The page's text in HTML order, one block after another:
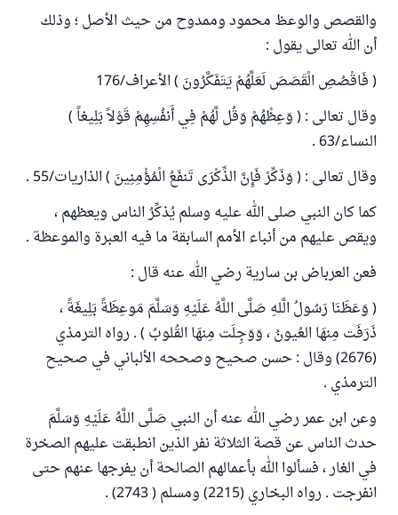
والقصص والوعظ محمود وممدوح من حيث الأصل ؛ وذلك
أن الله تعالى يقول :
( فَاقْصُصِ الْقَصَصَ لَعَلَّهُمْ يَتَفَكَّرُونَ ) الأعراف/176
وقال تعالى : ( وَعِظْهُمْ وَقُل لَّهُمْ فِي أَنفُسِهِمْ قَوْلاً بَلِيغاً )
النساء/63 .
وقال تعالى : ( وَذَكِّرْ فَإِنَّ الذِّكْرَى تَنفَعُ الْمُؤْمِنِينَ ) الذاريات/55 .
كما كان النبي صلى الله عليه وسلم يُذكِّرُ الناس ويعظهم ،
ويقص عليهم من أنباء الأمم السابقة ما فيه العبرة والموعظة .
فعن العرباض بن سارية رضي الله عنه قال :
( وَعَظَنَا رَسُولُ الَّلهِ صَلَّى اللَّهُ عَلَيْهِ وَسَلَّمَ مَوعِظَةً بَلِيغَةً ،
ذَرَفَت مِنهَا العُيونُ ، وَوَجِلَت مِنهَا القُلوبُ ) . رواه الترمذي
(2676) وقال : حسن صحيح وصححه الألباني في صحيح
الترمذي .
وعن ابن عمر رضي الله عنه أن النبي صَلَّى اللَّهُ عَلَيْهِ وَسَلَّمَ
حدث الناس عن قصة الثلاثة نفر الذين انطبقت عليهم الصخرة
في الغار ، فسألوا الله بأعمالهم الصالحة أن يفرجها عنهم حتى
انفرجت . رواه البخاري (2215) ومسلم ( 2743) .